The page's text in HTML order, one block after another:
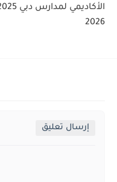
2026
إرسال تعليق